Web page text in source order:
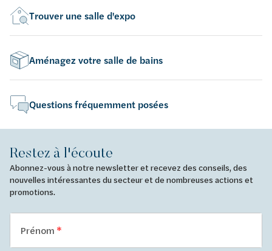
Trouver une salle d'expo
Aménagez votre salle de bains
Questions fréquemment posées
Restez à l'écoute
Abonnez-vous à notre newsletter et recevez des conseils, des
nouvelles intéressantes du secteur et de nombreuses actions et
promotions.
Prénom